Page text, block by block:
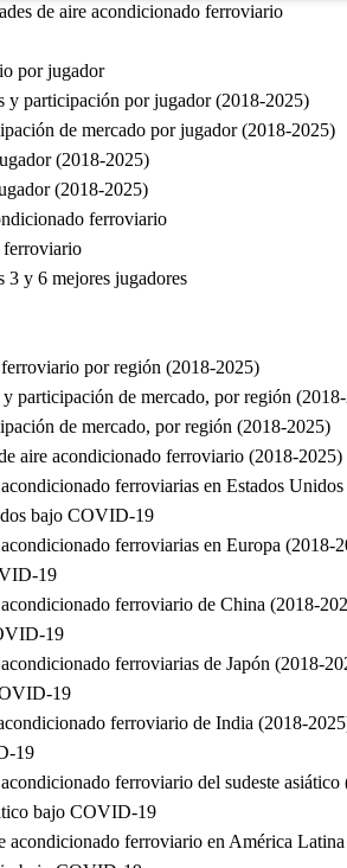
de aire acondicionado ferroviario
por jugador
y participación por jugador (2018-2025)
de mercado por jugador (2018-2025)
(2018-2025)
(2018-2025)
ferroviario
ferroviario
3 y 6 mejores jugadores
por región (2018-2025)
participación de mercado, por región
de mercado, por región (2018-2025)
aire acondicionado ferroviario (2018-2025)
ferroviarias en Estados
bajo COVID-19
ferroviarias en Europa (2018-
19
ferroviario de China (2018-
19
ferroviarias de Japón (2018-
19
ferroviario de India (2018-
19
ferroviario del sudeste
bajo COVID-19
acondicionado ferroviario en América